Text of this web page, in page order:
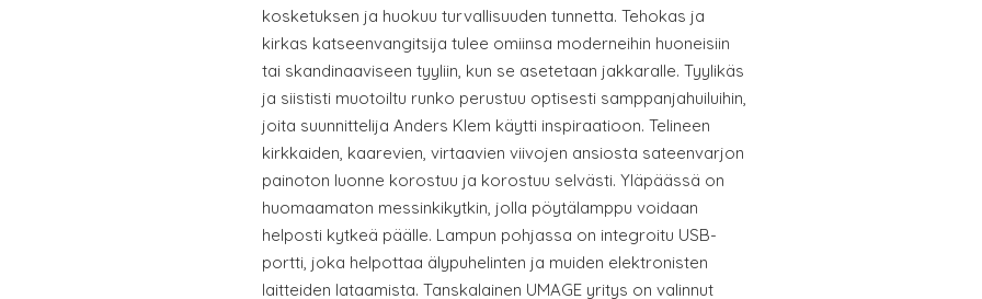
kosketuksen ja huokuu turvallisuuden tunnetta. Tehokas ja
kirkas katseenvangitsija tulee omiinsa moderneihin huoneisiin
tai skandinaaviseen tyyliin, kun se asetetaan jakkaralle. Tyylikäs
ja siististi muotoiltu runko perustuu optisesti samppanjahuiluihin,
joita suunnittelija Anders Klem käytti inspiraatioon. Telineen
kirkkaiden, kaarevien, virtaavien viivojen ansiosta sateenvarjon
painoton luonne korostuu ja korostuu selvästi. Yläpäässä on
huomaamaton messinkikytkin, jolla pöytälamppu voidaan
helposti kytkeä päälle. Lampun pohjassa on integroitu USB-
portti, joka helpottaa älypuhelinten ja muiden elektronisten
laitteiden lataamista. Tanskalainen UMAGE yritys on valinnut